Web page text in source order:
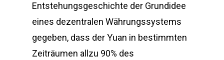
Entstehungsgeschichte der Grundidee
eines dezentralen Währungssystems
gegeben, dass der Yuan in bestimmten
Zeiträumen allzu 90% des